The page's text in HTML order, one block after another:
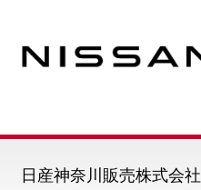
日産神奈川販売株式会社